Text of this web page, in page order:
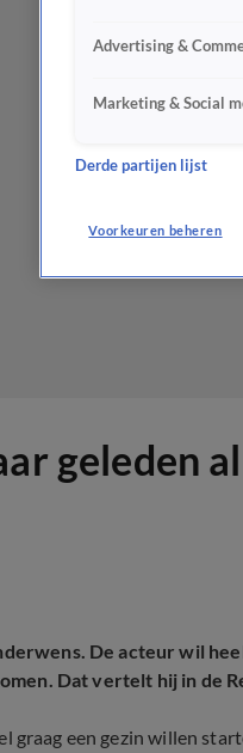
geleden
De acteur wil
Dat vertelt hij in de
graag een gezin willen
Advertising &
Marketing & Social
Derde partijen lijst
Voorkeuren beheren